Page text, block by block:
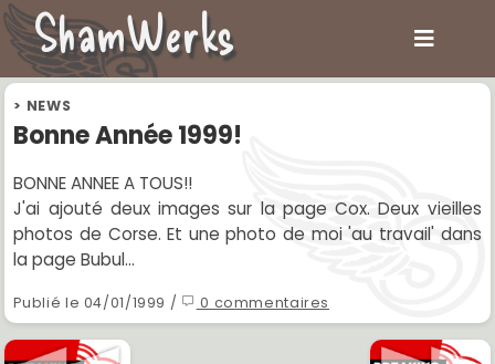
> NEWS
Bonne Année 1999!
BONNE ANNEE A TOUS!!
J'ai ajouté deux images sur la page Cox. Deux vieilles
photos de Corse. Et une photo de moi 'au travail' dans
la page Bubul...
Publié le 04/01/1999 / 0 commentaires
ShamWerks